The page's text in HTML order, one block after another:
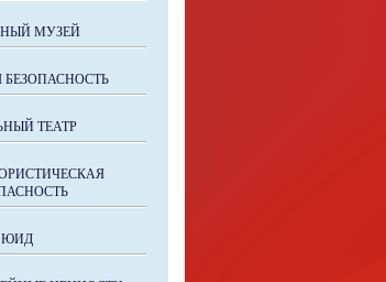
МУЗЕЙ
ТЕАТР
ЮИД